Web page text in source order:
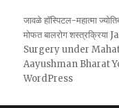
जावळे हॉस्पिटल-महात्मा
मोफत बालरोग
Surgery under
Aayushman Bharat
WordPress